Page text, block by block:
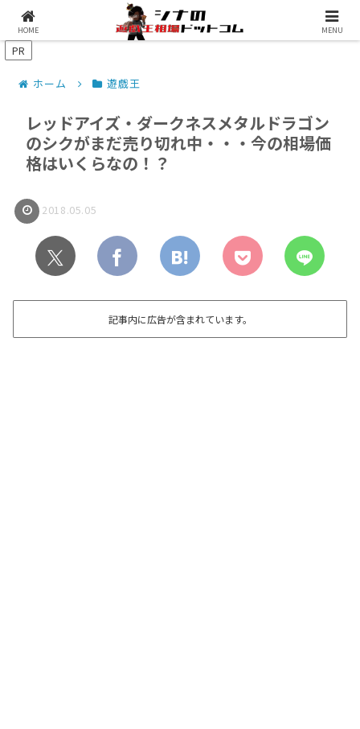
シナコムについて
PR
ホーム 遊戯王
レッドアイズ・ダークネスメタルドラゴン
のシクがまだ売り切れ中・・・今の相場価
格はいくらなの！？
2018.05.05
記事内に広告が含まれています。
HOME MENU